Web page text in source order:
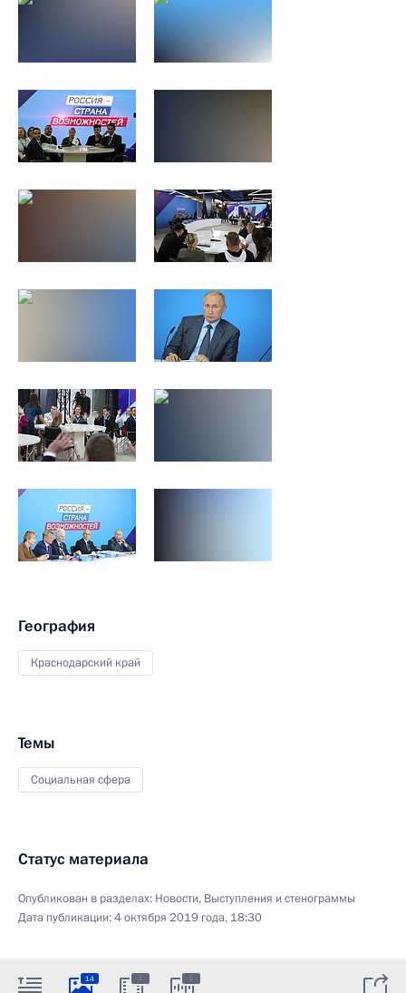
География
Краснодарский край
Темы
Социальная сфера
Статус материала
Опубликован в разделах: Новости, Выступления и стенограммы
Дата публикации:4 октября 2019 года, 18:30
14 : :